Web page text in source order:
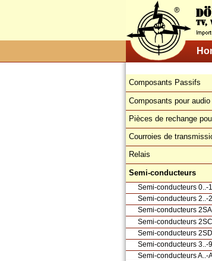
Composants Passifs
Composants pour audio
Pièces de rechange
Courroies de
Relais
Semi-conducteurs
Semi-conducteurs 0..-
Semi-conducteurs 2..-
Semi-conducteurs
Semi-conducteurs 2SC..
Semi-conducteurs
Semi-conducteurs 3..-
Semi-conducteurs A..-